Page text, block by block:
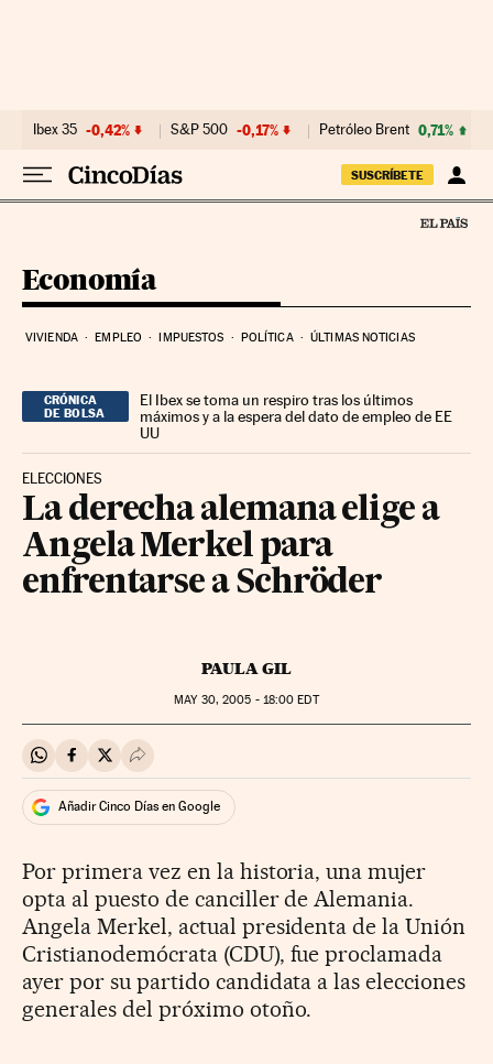
Ibex 35 -0,42% S&P 500 -0,17% Petróleo Brent 0,71%
SUSCRÍBETE
Economía
VIVIENDA EMPLEO IMPUESTOS POLÍTICA ÚLTIMAS NOTICIAS
CRÓNICA
DE BOLSA
El Ibex se toma un respiro tras los últimos
máximos y a la espera del dato de empleo de EE
UU
ELECCIONES
La derecha alemana elige a
Angela Merkel para
enfrentarse a Schröder
PAULA GIL
MAY30, 2005 - 18:00 EDT
Compartir en Whatsapp
Compartir en Facebook
Compartir en Twitter
Desplegar Redes Sociales
Añadir Cinco Días en Google
Por primera vez en la historia, una mujer
opta al puesto de canciller de Alemania.
Angela Merkel, actual presidenta de la Unión
Cristianodemócrata (CDU), fue proclamada
ayer por su partido candidata a las elecciones
generales del próximo otoño.